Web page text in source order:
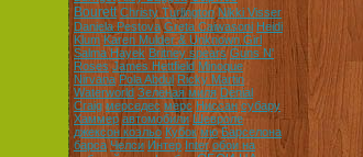
Bourett Christy Turlington Nikki Visser
Daniela Pestova Greta Caiwasoni Heidi
Klum Karen Mulder & Unknown Girl
Salma Hayek Britney spears Guns N'
Roses James Hettfield Minoque
Nirvana Pola Abdul Ricky Martin
Waterworld Зеленая миля Denial
Craig мерседес мерс Ниссан субару
Хаммер автомобили Шевроле
джексон коэльо Кубок мю Барселона
барса Челси Интер Inter обои на